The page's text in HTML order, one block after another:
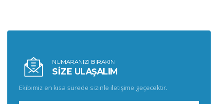
NUMARANIZI BIRAKIN
SİZE ULAŞALIM
Ekibimiz en kısa sürede sizinle iletişime geçecektir.